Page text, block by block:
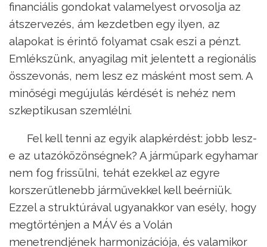
financiális gondokat valamelyest orvosolja az
átszervezés, ám kezdetben egy ilyen, az
alapokat is érintő folyamat csak eszi a pénzt.
Emlékszünk, anyagilag mit jelentett a regionális
összevonás, nem lesz ez másként most sem. A
minőségi megújulás kérdését is nehéz nem
szkeptikusan szemlélni.
Fel kell tenni az egyik alapkérdést: jobb lesz-
e az utazóközönségnek? A járműpark egyhamar
nem fog frissülni, tehát ezekkel az egyre
korszerűtlenebb járművekkel kell beérniük.
Ezzel a struktúrával ugyanakkor van esély, hogy
megtörténjen a MÁV és a Volán
menetrendjének harmonizációja, és valamikor